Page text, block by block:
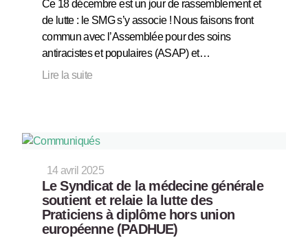
Ce 18 décembre est un jour de rassemblement et
de lutte : le SMG s’y associe ! Nous faisons front
commun avec l’Assemblée pour des soins
antiracistes et populaires (ASAP) et…
Lire la suite
14 avril 2025
Le Syndicat de la médecine générale
soutient et relaie la lutte des
Praticiens à diplôme hors union
européenne (PADHUE)